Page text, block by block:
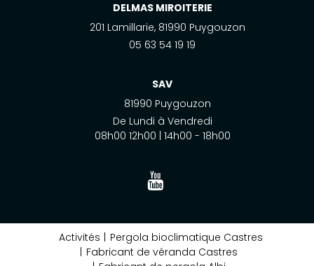
DELMAS MIROITERIE
201 Lamillarie, 81990 Puygouzon
05 63 54 19 19
SAV
81990 Puygouzon
De Lundi à Vendredi
08h00 12h00 | 14h00 - 18h00
Activités
Pergola bioclimatique Castres
Fabricant de véranda Castres